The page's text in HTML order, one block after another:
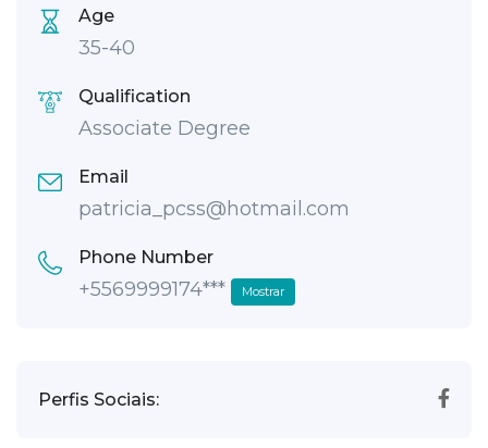
Age
35-40
Qualification
Associate Degree
Email
patricia_pcss@hotmail.com
Phone Number
+5569999174*** Mostrar
Perfis Sociais: